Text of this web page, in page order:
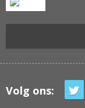
Volg ons: